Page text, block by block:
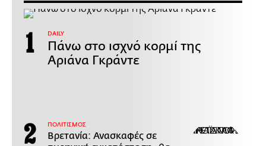
DAILY
Πάνω στο ισχνό κορμί της
Αριάνα Γκράντε
ΠΟΛΙΤΙΣΜΟΣ
Βρετανία: Ανασκαφές σε